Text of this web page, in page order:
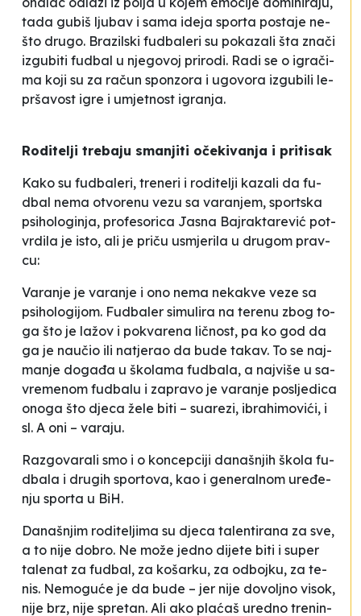
ta­da gu­biš lju­bav i sa­ma ide­ja spor­ta pos­ta­je ne­
što dru­go. Bra­zil­ski fu­dba­le­ri su po­ka­za­li šta zna­či
iz­gu­bi­ti fu­dbal u nje­go­voj pri­ro­di. Ra­di se o igra­či­
ma ko­ji su za ra­čun spon­zo­ra i ugo­vo­ra iz­gu­bi­li le­
prša­vost igre i umje­tnost igra­nja.
Ro­di­te­lji tre­ba­ju sma­nji­ti oče­ki­va­nja i pri­ti­sak
Ka­ko su fu­dba­le­ri, tre­ne­ri i ro­di­te­lji ka­za­li da fu­
dbal ne­ma otvo­re­nu ve­zu sa va­ra­njem, spor­tska
psi­ho­lo­gi­nja, pro­fe­so­ri­ca Ja­sna Baj­ra­kta­re­vić pot­
vrdi­la je is­to, ali je pri­ču us­mje­ri­la u dru­gom prav­
cu:
Va­ra­nje je va­ra­nje i ono ne­ma ne­ka­kve ve­ze sa
psi­ho­lo­gi­jom. Fu­dba­ler si­mu­li­ra na te­re­nu zbog to­
ga što je la­žov i po­kva­re­na li­čnost, pa ko god da
ga je na­učio ili na­tje­rao da bu­de ta­kav. To se naj­
ma­nje do­ga­đa u ško­la­ma fu­dba­la, a naj­vi­še u sa­
vre­me­nom fu­dba­lu i za­pra­vo je va­ra­nje po­slje­di­ca
ono­ga što dje­ca že­le bi­ti – su­are­zi, ibra­hi­mo­vi­ći, i
sl. A oni – va­ra­ju.
Raz­go­va­ra­li smo i o kon­cep­ci­ji da­naš­njih ško­la fu­
dba­la i dru­gih spor­to­va, kao i ge­ne­ral­nom ure­đe­
nju spor­ta u BiH.
Da­naš­njim ro­di­te­lji­ma su dje­ca ta­len­ti­ra­na za sve,
a to ni­je do­bro. Ne mo­že je­dno di­je­te bi­ti i su­per
ta­le­nat za fu­dbal, za ko­šar­ku, za odboj­ku, za te­
nis. Ne­mo­gu­će je da bu­de – jer ni­je do­vo­ljno vi­sok,
ni­je brz, ni­je spre­tan. Ali ako pla­ćaš ure­dno tre­nin­